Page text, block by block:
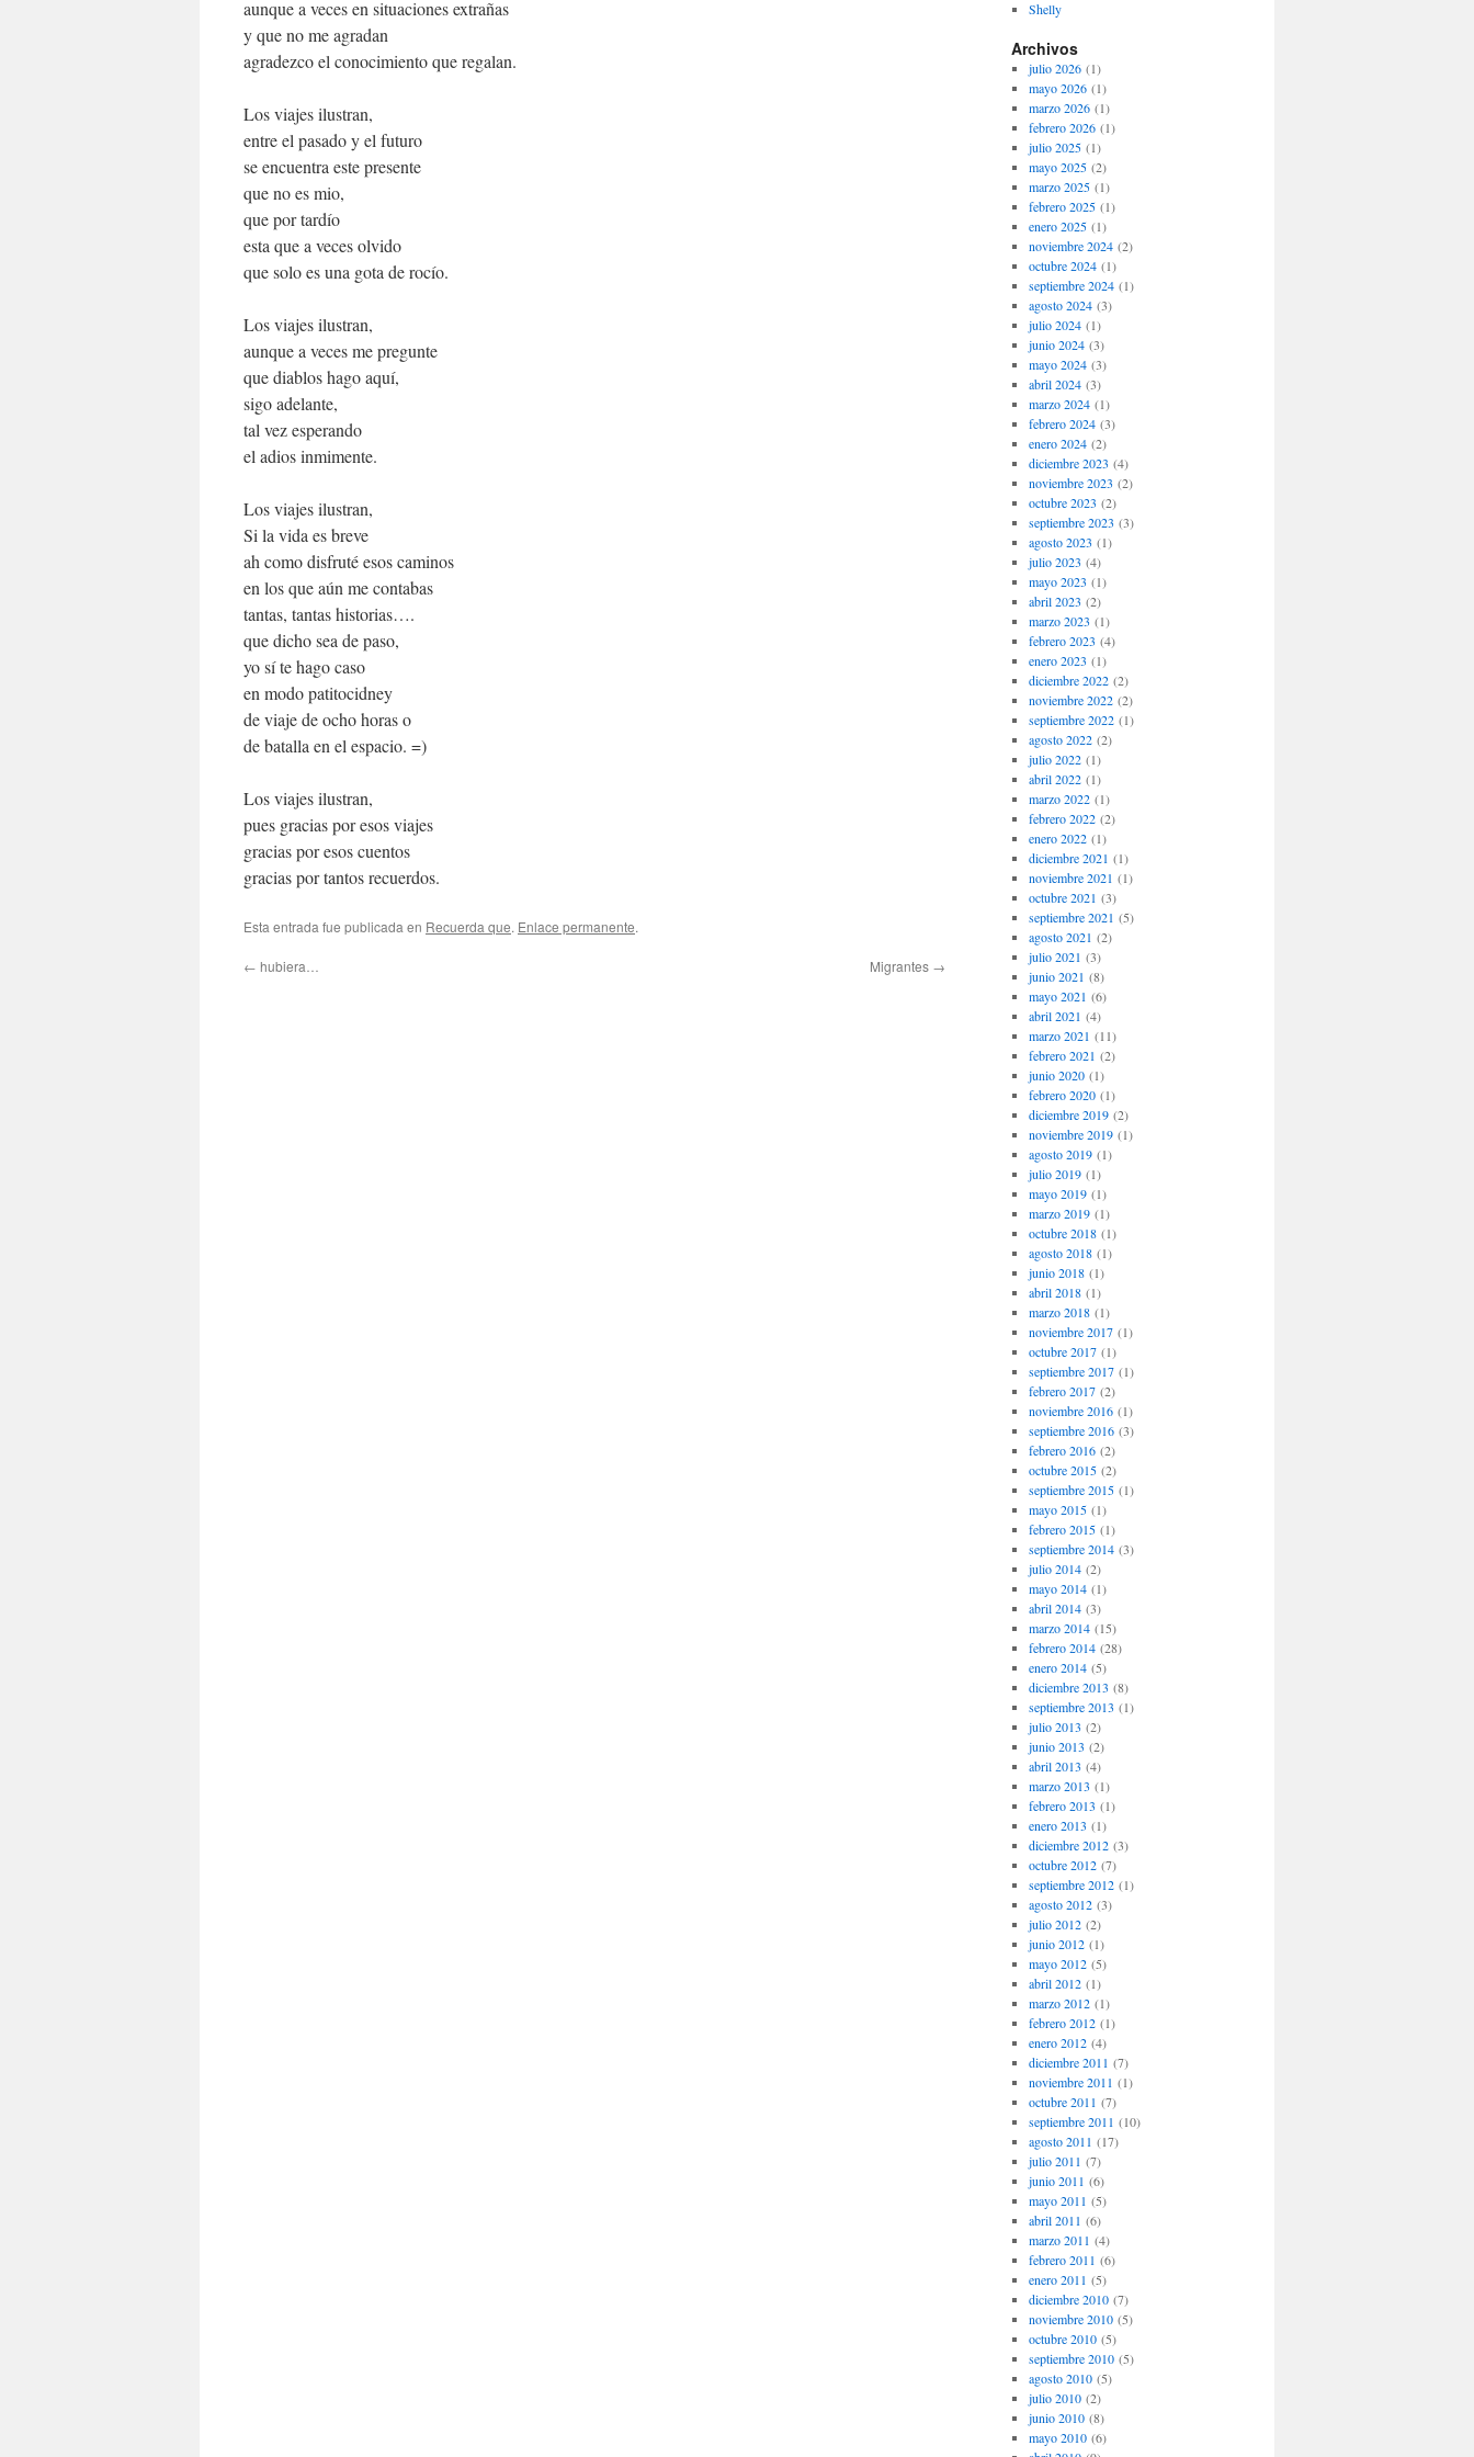
aunque a veces en situaciones extrañas
y que no me agradan
agradezco el conocimiento que regalan.
Los viajes ilustran,
entre el pasado y el futuro
se encuentra este presente
que no es mio,
que por tardío
esta que a veces olvido
que solo es una gota de rocío.
Los viajes ilustran,
aunque a veces me pregunte
que diablos hago aquí,
sigo adelante,
tal vez esperando
el adios inmimente.
Los viajes ilustran,
Si la vida es breve
ah como disfruté esos caminos
en los que aún me contabas
tantas, tantas historias….
que dicho sea de paso,
yo sí te hago caso
en modo patitocidney
de viaje de ocho horas o
de batalla en el espacio. =)
Los viajes ilustran,
pues gracias por esos viajes
gracias por esos cuentos
gracias por tantos recuerdos.
Esta entrada fue publicada en Recuerda que. Enlace permanente.
← hubiera… Migrantes →
Shelly
Archivos
julio 2026(1)
mayo 2026(1)
marzo 2026(1)
febrero 2026(1)
julio 2025(1)
mayo 2025(2)
marzo 2025(1)
febrero 2025(1)
enero 2025(1)
noviembre 2024(2)
octubre 2024(1)
septiembre 2024(1)
agosto 2024(3)
julio 2024(1)
junio 2024(3)
mayo 2024(3)
abril 2024(3)
marzo 2024(1)
febrero 2024(3)
enero 2024(2)
diciembre 2023 (4)
noviembre 2023 (2)
octubre 2023 (2)
septiembre 2023 (3)
agosto 2023 (1)
julio 2023 (4)
mayo 2023 (1)
abril 2023 (2)
marzo 2023 (1)
febrero 2023 (4)
enero 2023 (1)
diciembre 2022(2)
noviembre 2022(2)
septiembre 2022(1)
agosto 2022(2)
julio 2022(1)
abril 2022(1)
marzo 2022(1)
febrero 2022(2)
enero 2022(1)
diciembre 2021 (1)
noviembre 2021 (1)
octubre 2021 (3)
septiembre 2021 (5)
agosto 2021 (2)
julio 2021 (3)
junio 2021 (8)
mayo 2021 (6)
abril 2021 (4)
marzo 2021 (11)
febrero 2021 (2)
junio 2020(1)
febrero 2020(1)
diciembre 2019(2)
noviembre 2019(1)
agosto 2019(1)
julio 2019(1)
mayo 2019(1)
marzo 2019(1)
octubre 2018(1)
agosto 2018(1)
junio 2018(1)
abril 2018(1)
marzo 2018(1)
noviembre 2017(1)
octubre 2017(1)
septiembre 2017(1)
febrero 2017(2)
noviembre 2016(1)
septiembre 2016(3)
febrero 2016(2)
octubre 2015(2)
septiembre 2015(1)
mayo 2015(1)
febrero 2015(1)
septiembre 2014(3)
julio 2014(2)
mayo 2014(1)
abril 2014(3)
marzo 2014(15)
febrero 2014(28)
enero 2014(5)
diciembre 2013 (8)
septiembre 2013 (1)
julio 2013 (2)
junio 2013 (2)
abril 2013 (4)
marzo 2013 (1)
febrero 2013 (1)
enero 2013 (1)
diciembre 2012(3)
octubre 2012(7)
septiembre 2012(1)
agosto 2012(3)
julio 2012(2)
junio 2012(1)
mayo 2012(5)
abril 2012(1)
marzo 2012(1)
febrero 2012(1)
enero 2012(4)
diciembre 2011 (7)
noviembre 2011 (1)
octubre 2011 (7)
septiembre 2011 (10)
agosto 2011 (17)
julio 2011 (7)
junio 2011 (6)
mayo 2011 (5)
abril 2011 (6)
marzo 2011 (4)
febrero 2011 (6)
enero 2011 (5)
diciembre 2010(7)
noviembre 2010(5)
octubre 2010(5)
septiembre 2010(5)
agosto 2010(5)
julio 2010(2)
junio 2010(8)
mayo 2010(6)